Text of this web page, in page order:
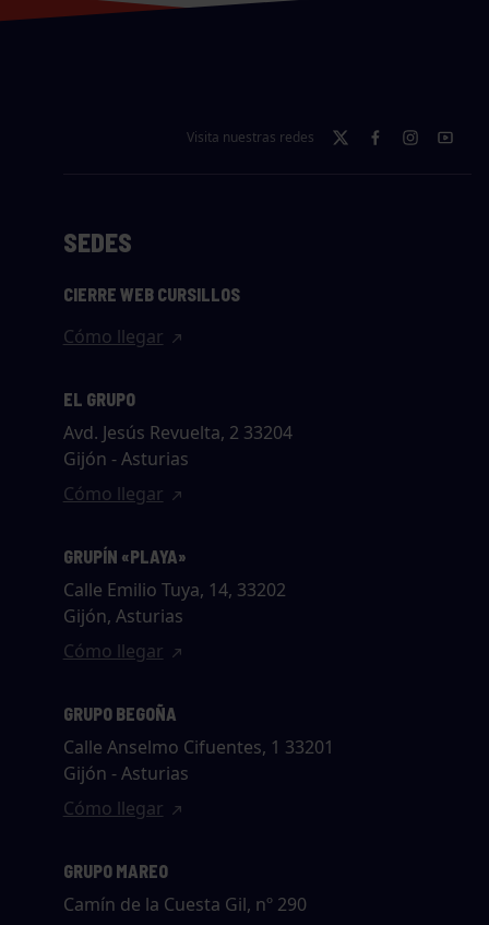
Visita nuestras redes
SEDES
CIERRE WEB CURSILLOS
Cómo llegar
EL GRUPO
Avd. Jesús Revuelta, 2 33204
Gijón - Asturias
Cómo llegar
GRUPÍN «PLAYA»
Calle Emilio Tuya, 14, 33202
Gijón, Asturias
Cómo llegar
GRUPO BEGOÑA
Calle Anselmo Cifuentes, 1 33201
Gijón - Asturias
Cómo llegar
GRUPO MAREO
Camín de la Cuesta Gil, nº 290